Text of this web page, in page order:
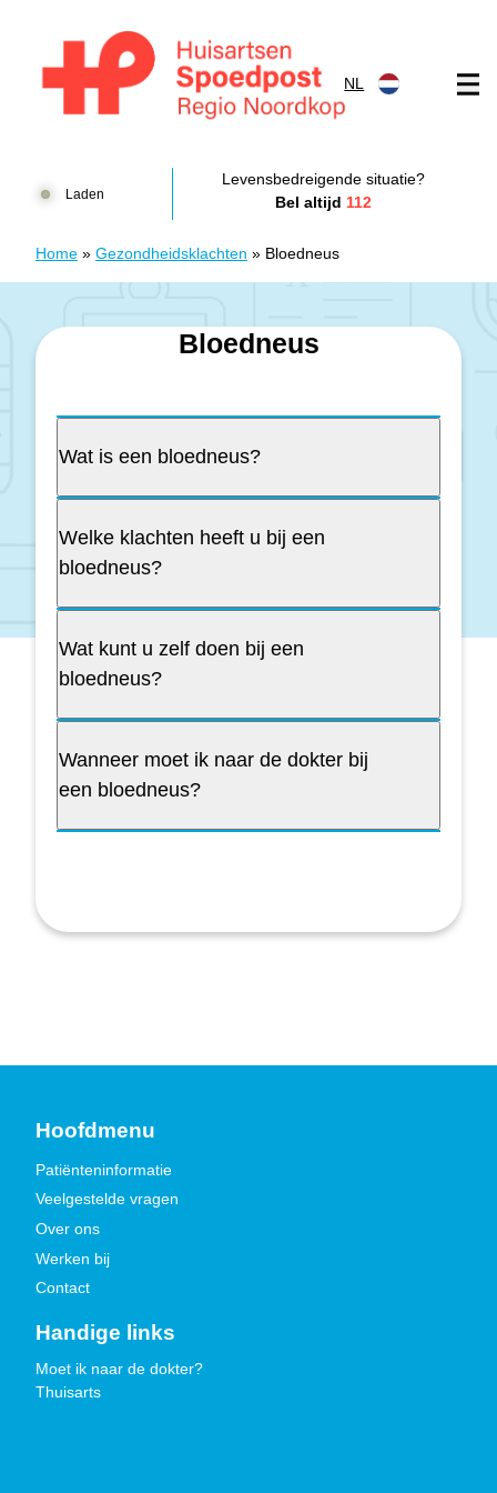
NL
Laden
Levensbedreigende situatie?
Bel altijd 112
Home » Gezondheidsklachten » Bloedneus
Bloedneus
Wat is een bloedneus?
Welke klachten heeft u bij een
bloedneus?
Wat kunt u zelf doen bij een
bloedneus?
Wanneer moet ik naar de dokter bij
een bloedneus?
Hoofdmenu
Patiënteninformatie
Veelgestelde vragen
Over ons
Werken bij
Contact
Handige links
Moet ik naar de dokter?
Thuisarts